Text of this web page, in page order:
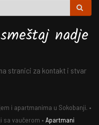
nadje
stranici za kontakt i stvar
i apartmanima u Sokobanji. •
sa vaučerom • Apartmani